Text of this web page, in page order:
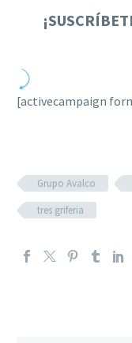
¡
[activecampaign
Grupo Avalco
tres griferia